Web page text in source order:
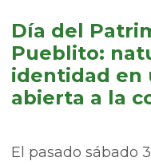
Día del
Pueblito:
identidad en
abierta a la
El pasado sábado